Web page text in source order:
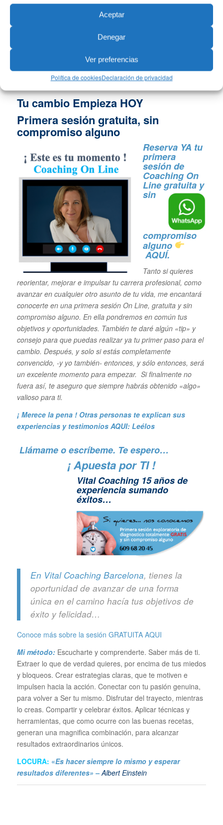
Aceptar
Denegar
Ver preferencias
Política de cookiesDeclaración de privacidad
Tu cambio Empieza HOY
Primera sesión gratuita, sin
compromiso alguno
Reserva YA tu
primera
sesión de
Coaching On
Line gratuita y
sin
compromiso
alguno
AQUÍ.
Tanto si quieres
reorientar, mejorar e impulsar tu carrera profesional, como
avanzar en cualquier otro asunto de tu vida, me encantará
conocerte en una primera sesión On Line, gratuita y sin
compromiso alguno. En ella pondremos en común tus
objetivos y oportunidades. También te daré algún «tip» y
consejo para que puedas realizar ya tu primer paso para el
cambio. Después, y solo si estás completamente
convencido, -y yo también- entonces, y sólo entonces, será
un excelente momento para empezar. Si finalmente no
fuera así, te aseguro que siempre habrás obtenido «algo»
valioso para ti.
¡ Merece la pena ! Otras personas te explican sus
experiencias y testimonios AQUI: Leélos
Llámame o escríbeme. Te espero…
¡ Apuesta por TI !
Vital Coaching 15 años de
experiencia sumando
éxitos…
En Vital Coaching Barcelona, tienes la
oportunidad de avanzar de una forma
única en el camino hacía tus objetivos de
éxito y felicidad…
Conoce más sobre la sesión GRATUITA AQUI
Mi método:Escucharte y comprenderte. Saber más de ti.
Extraer lo que de verdad quieres, por encima de tus miedos
y bloqueos. Crear estrategias claras, que te motiven e
impulsen hacia la acción. Conectar con tu pasión genuina,
para volver a Ser tu mismo. Disfrutar del trayecto, mientras
lo creas. Compartir y celebrar éxitos. Aplicar técnicas y
herramientas, que como ocurre con las buenas recetas,
generan una magnifica combinación, para alcanzar
resultados extraordinarios únicos.
LOCURA: «Es hacer siempre lo mismo y esperar
resultados diferentes» – Albert Einstein